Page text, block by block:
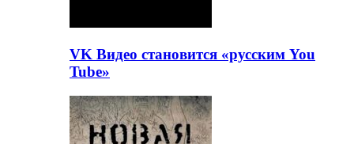
VK Видео становится «русским You
Tube»